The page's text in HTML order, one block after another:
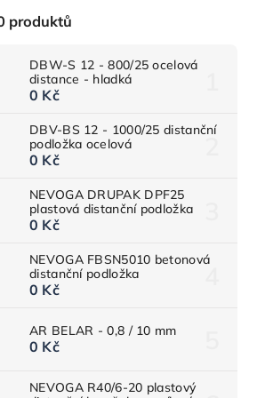
produktů
DBW-S 12 - 800/25 ocelová
distance - hladká
0 Kč
DBV-BS 12 - 1000/25 distanční
podložka ocelová
0 Kč
NEVOGA DRUPAK DPF25
plastová distanční podložka
0 Kč
NEVOGA FBSN5010 betonová
distanční podložka
0 Kč
AR BELAR - 0,8 / 10 mm
0 Kč
NEVOGA R40/6-20 plastový